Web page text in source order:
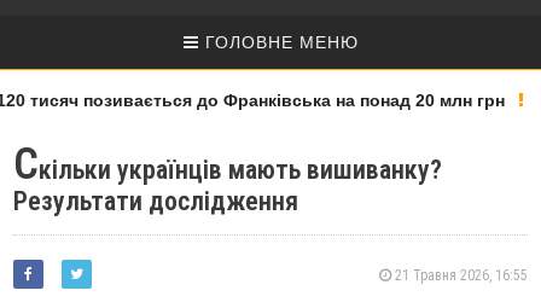
ГОЛОВНЕ МЕНЮ
тисяч позивається до Франківська на понад 20 млн грн
Скільки українців мають вишиванку?
Результати дослідження
21 Травня 2026, 16:55